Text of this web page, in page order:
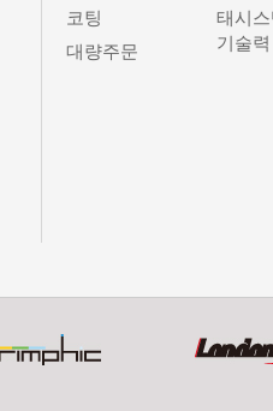
코팅
대량주문
태시
기술력